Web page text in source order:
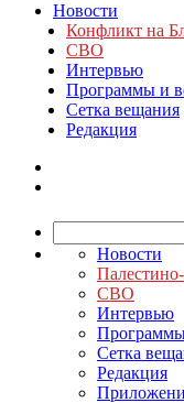
Новости
Конфликт на
СВО
Интервью
Программы и
Сетка вещания
Редакция
Новости
СВО
Интервью
Сетка
Редакция